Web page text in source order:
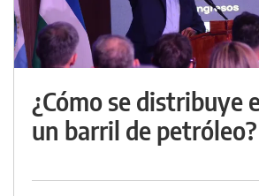
¿Cómo se distribuye
un barril de petróleo?